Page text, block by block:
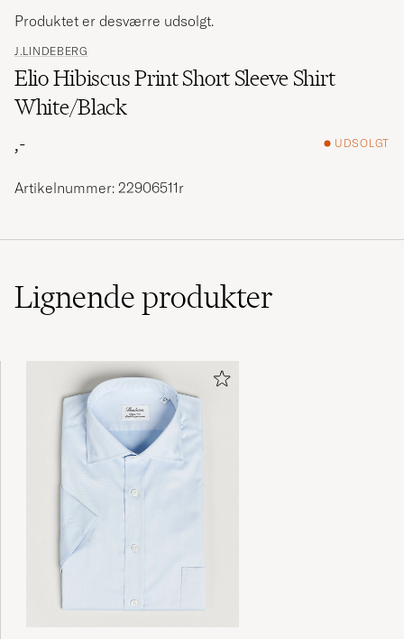
J.LINDEBERG
Elio Hibiscus Print Short Sleeve Shirt
White/Black
,-
UDSOLGT
Produktet er desværre udsolgt.
Artikelnummer: 22906511r
Lignendeprodukter